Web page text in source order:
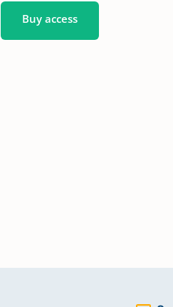
Buy access